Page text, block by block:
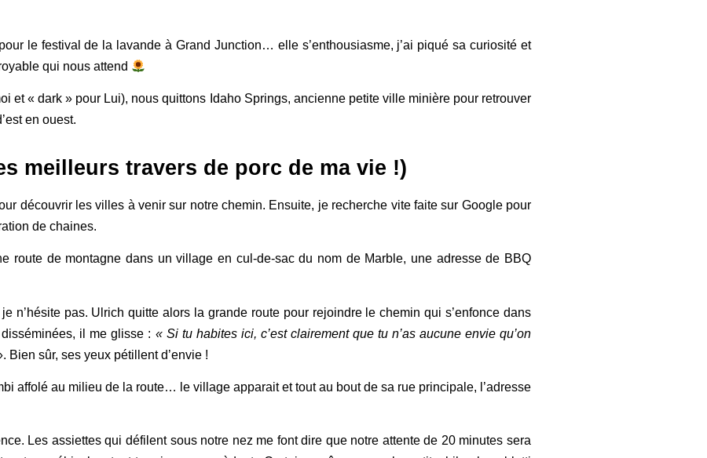
le festival de la lavande à Grand Junction… elle s’enthousiasme, j’ai piqué sa curiosité et
qui nous attend
et « dark » pour Lui), nous quittons Idaho Springs, ancienne petite ville minière pour retrouver
en ouest.
meilleurs travers de porc de ma vie !)
découvrir les villes à venir sur notre chemin. Ensuite, je recherche vite faite sur Google pour
de chaines.
route de montagne dans un village en cul-de-sac du nom de Marble, une adresse de BBQ
n’hésite pas. Ulrich quitte alors la grande route pour rejoindre le chemin qui s’enfonce dans
il me glisse : « Si tu habites ici, c’est clairement que tu n’as aucune envie qu’on
Bien sûr, ses yeux pétillent d’envie !
affolé au milieu de la route… le village apparait et tout au bout de sa rue principale, l’adresse
Les assiettes qui défilent sous notre nez me font dire que notre attente de 20 minutes sera